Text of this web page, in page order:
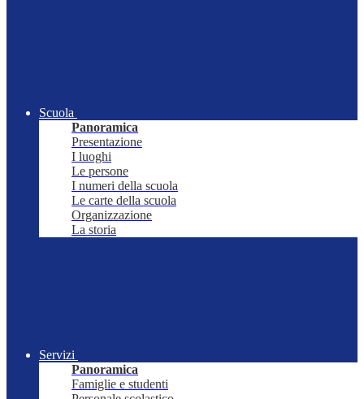
Scuola
Panoramica
Presentazione
I luoghi
Le persone
I numeri della scuola
Le carte della scuola
Organizzazione
La storia
Servizi
Panoramica
Famiglie e studenti